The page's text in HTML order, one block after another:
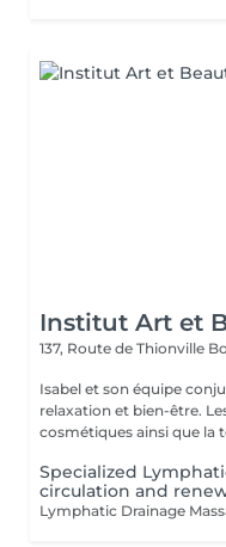
Institut Art et
137, Route de Thionville
Isabel et son équipe
relaxation et bien-être. Les meilleures marques esthétiques et
cosmétiques ainsi que la
Specialized
circulation and